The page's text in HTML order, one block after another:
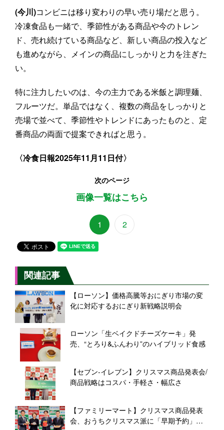
(今川)コンビニは移り変わりの早い売り場だと思う。
冷凍食品も一緒で、季節性がある商品や今のトレン
ド、売れ続けている商品など、新しい商品の投入など
も進めながら、メインの商品にしっかりと力を注ぎた
い。
特に注力したいのは、今の主力である米飯と調理麺、
フルーツだ。単品ではなく、複数の商品をしっかりと
売場で並べて、季節性やトレンドにあったものと、定
番商品の両面で提案できればと思う。
〈冷食日報2025年11月11日付〉
次のページ
画像一覧はこちら
1 2
関連記事
【ローソン】価格高騰等おにぎり市場の変
化に対応するおにぎり新戦略説明会
ローソン「生ベイクドチーズケーキ」発
売、“とろり&ふんわり”のハイブリッド食感
【セブン‐イレブン】クリスマス商品発表会/
商品戦略はコスパ・手軽さ・幅広さ
【ファミリーマート】クリスマス商品発表
会、おうちクリスマス派に「早期予約」